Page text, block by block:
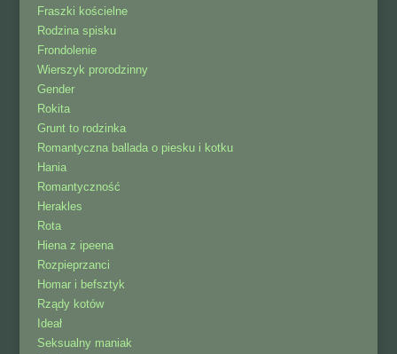
Fraszki kościelne
Rodzina spisku
Frondolenie
Wierszyk prorodzinny
Gender
Rokita
Grunt to rodzinka
Romantyczna ballada o piesku i kotku
Hania
Romantyczność
Herakles
Rota
Hiena z ipeena
Rozpieprzanci
Homar i befsztyk
Rządy kotów
Ideał
Seksualny maniak